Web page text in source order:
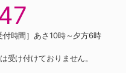
時間］あさ10時～夕方6時
受け付けておりません。